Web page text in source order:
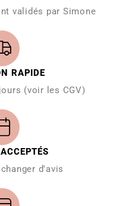
validés par Simone
RAPIDE
(voir les CGV)
d'avis